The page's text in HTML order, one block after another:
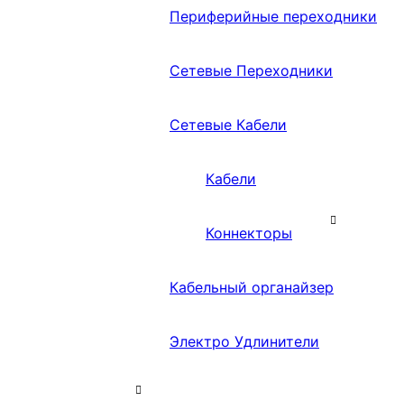
Периферийные переходники
Сетевые Переходники
Сетевые Кабели
Кабели
Коннекторы
Кабельный органайзер
Электро Удлинители